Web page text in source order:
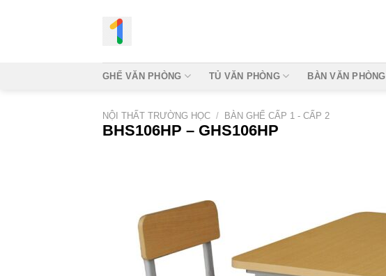
GHẾ VĂN PHÒNG TỦ VĂN PHÒNG BÀN VĂN PHÒNG
NỘI THẤT TRƯỜNG HỌC / BÀN GHẾ CẤP 1 - CẤP 2
BHS106HP – GHS106HP